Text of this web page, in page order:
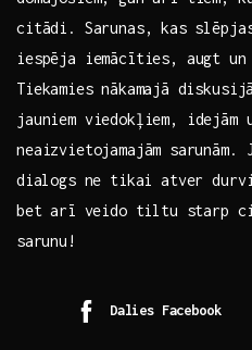
citādi. Sarunas, kas⁤
iespēja‍ iemācīties, augt‌
Tiekamies⁣ nākamajā
jauniem viedokļiem, idejām
neaizvietojamajām⁢
⁤dialogs ne tikai ‌atver
⁢bet arī veido tiltu starp
⁤sarunu!
Dalies Facebook